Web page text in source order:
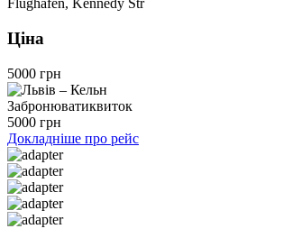
Flughafen, Kennedy Str
Ціна
5000 грн
Забронюватиквиток
5000 грн
Докладніше про рейс